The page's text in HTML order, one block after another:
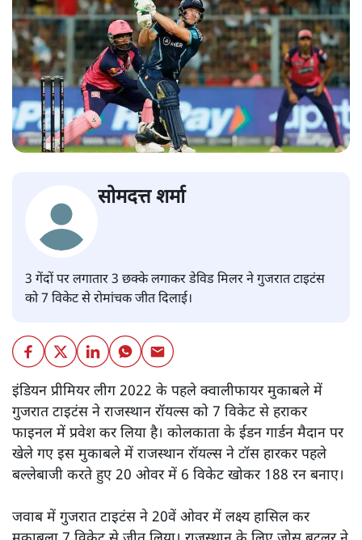
सोमदत्त शर्मा
3 गेंदों पर लगातार 3 छक्के लगाकर डेविड मिलर ने गुजरात टाइटंस
को 7 विकेट से रोमांचक जीत दिलाई।
इंडियन प्रीमियर लीग 2022 के पहले क्वालीफायर मुकाबले में
गुजरात टाइटंस ने राजस्थान रॉयल्स को 7 विकेट से हराकर
फाइनल में प्रवेश कर लिया है। कोलकाता के ईडन गार्डन मैदान पर
खेले गए इस मुकाबले में राजस्थान रॉयल्स ने टॉस हारकर पहले
बल्लेबाजी करते हुए 20 ओवर में 6 विकेट खोकर 188 रन बनाए।
जवाब में गुजरात टाइटंस ने 20वें ओवर में लक्ष्य हासिल कर